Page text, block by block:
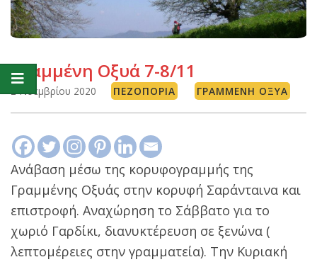
Γραμμένη Οξυά 7-8/11
2 Νοεμβρίου 2020 ΠΕΖΟΠΟΡΊΑ ΓΡΑΜΜΈΝΗ ΟΞΥΆ
Ανάβαση μέσω της κορυφογραμμής της
Γραμμένης Οξυάς στην κορυφή Σαράνταινα και
επιστροφή. Αναχώρηση το Σάββατο για το
χωριό Γαρδίκι, διανυκτέρευση σε ξενώνα (
λεπτομέρειες στην γραμματεία). Την Κυριακή